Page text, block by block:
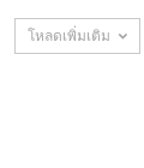
โหลดเพิ่มเติม